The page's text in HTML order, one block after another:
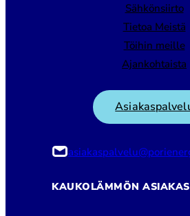
Sähkönsiirto
Tietoa Meistä
Töihin meille
Ajankohtaista
KAUKOLÄMMÖN